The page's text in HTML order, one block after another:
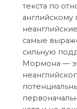
текста по
английскому
самые
сильную
Мормона —